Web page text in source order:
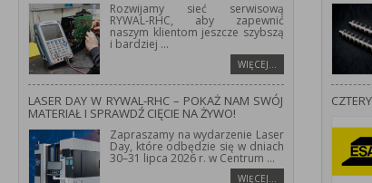
Rozwijamy sieć serwisową
RYWAL-RHC, aby zapewnić
naszym klientom jeszcze szybszą
i bardziej ...
WIĘCEJ…
LASER DAY W RYWAL-RHC – POKAŻ NAM SWÓJ
MATERIAŁ I SPRAWDŹ CIĘCIE NA ŻYWO!
Zapraszamy na wydarzenie Laser
Day, które odbędzie się w dniach
30–31 lipca 2026 r. w Centrum ...
WIĘCEJ…